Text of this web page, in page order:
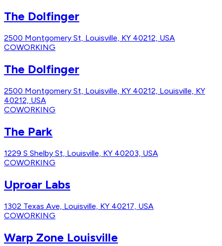
The Dolfinger
2500 Montgomery St, Louisville, KY 40212, USA
COWORKING
The Dolfinger
2500 Montgomery St, Louisville, KY 40212, Louisville, KY
40212, USA
COWORKING
The Park
1229 S Shelby St, Louisville, KY 40203, USA
COWORKING
Uproar Labs
1302 Texas Ave, Louisville, KY 40217, USA
COWORKING
Warp Zone Louisville